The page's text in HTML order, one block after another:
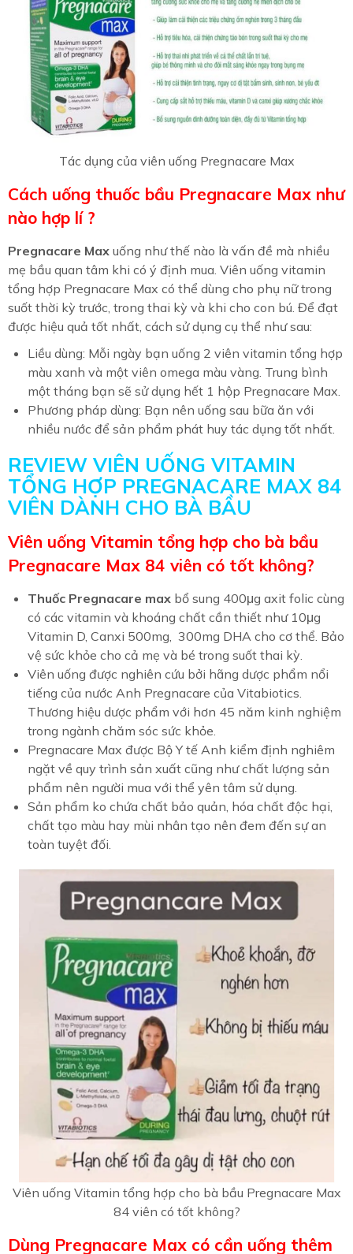
Tác dụng của viên uống Pregnacare Max
Cách uống thuốc bầu Pregnacare Max như
nào hợp lí ?
Pregnacare Max uống như thế nào là vấn đề mà nhiều
mẹ bầu quan tâm khi có ý định mua. Viên uống vitamin
tổng hợp Pregnacare Max có thể dùng cho phụ nữ trong
suốt thời kỳ trước, trong thai kỳ và khi cho con bú. Để đạt
được hiệu quả tốt nhất, cách sử dụng cụ thể như sau:
Liều dùng: Mỗi ngày bạn uống 2 viên vitamin tổng hợp
màu xanh và một viên omega màu vàng. Trung bình
một tháng bạn sẽ sử dụng hết 1 hộp Pregnacare Max.
Phương pháp dùng: Bạn nên uống sau bữa ăn với
nhiều nước để sản phẩm phát huy tác dụng tốt nhất.
REVIEW VIÊN UỐNG VITAMIN
TỔNG HỢP PREGNACARE MAX 84
VIÊN DÀNH CHO BÀ BẦU
Viên uống Vitamin tổng hợp cho bà bầu
Pregnacare Max 84 viên có tốt không?
Thuốc Pregnacare max bổ sung 400μg axit folic cùng
có các vitamin và khoáng chất cần thiết như 10μg
Vitamin D, Canxi 500mg, 300mg DHA cho cơ thể. Bảo
vệ sức khỏe cho cả mẹ và bé trong suốt thai kỳ
Viên uống được nghiên cứu bởi hãng dược phẩm nổi
tiếng của nước Anh Pregnacare của Vitabiotics.
Thương hiệu dược phẩm với hơn 45 năm kinh nghiệm
trong ngành chăm sóc sức khỏe.
Pregnacare Max được Bộ Y tế Anh kiểm định nghiêm
ngặt về quy trình sản xuất cũng như chất lượng sản
phẩm nên người mua với thể yên tâm sử dụng.
Sản phẩm ko chứa chất bảo quản, hóa chất độc hại,
chất tạo màu hay mùi nhân tạo nên đem đến sự an
toàn tuyệt đối.
Viên uống Vitamin tổng hợp cho bà bầu Pregnacare Max
84 viên có tốt không?
Dùng Pregnacare Max có cần uống thêm